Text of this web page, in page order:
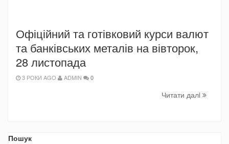
Офіційний та готівковий курси валют
та банківських металів на вівторок,
28 листопада
3 РОКИ AGO ADMIN 0
Читати далi
Пошук